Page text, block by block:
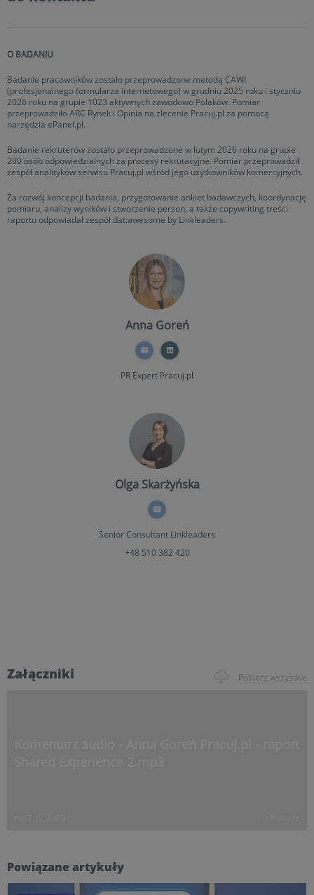
O BADANIU
Badanie pracowników zostało przeprowadzone metodą CAWI
(profesjonalnego formularza internetowego) w grudniu 2025 roku i styczniu
2026 roku na grupie 1023 aktywnych zawodowo Polaków. Pomiar
przeprowadziło ARC Rynek i Opinia na zlecenie Pracuj.pl za pomocą
narzędzia ePanel.pl.
Badanie rekruterów zostało przeprowadzone w lutym 2026 roku na grupie
200 osób odpowiedzialnych za procesy rekrutacyjne. Pomiar przeprowadził
zespół analityków serwisu Pracuj.pl wśród jego użytkowników komercyjnych.
Za rozwój koncepcji badania, przygotowanie ankiet badawczych, koordynację
pomiaru, analizy wyników i stworzenie person, a także copywriting treści
raportu odpowiadał zespół dat:awesome by Linkleaders.
Anna Goreń
PR Expert Pracuj.pl
Olga Skarżyńska
Senior Consultant Linkleaders
+48 510 382 420
Załączniki Pobierz wszystkie
Powiązane artykuły